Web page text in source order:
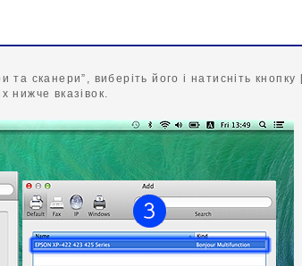
та сканери”, виберіть його і натисніть
нижче вказівок.